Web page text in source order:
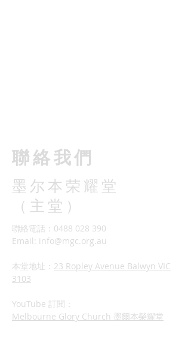
​聯絡我們
墨尔本荣耀堂
（主堂）
聯絡電話：0488 028 390
Email: info@mgc.org.au
本堂地址： 23 Ropley Avenue Balwyn VIC
3103
YouTube 訂閱：
Melbourne Glory Church 墨爾本榮耀堂